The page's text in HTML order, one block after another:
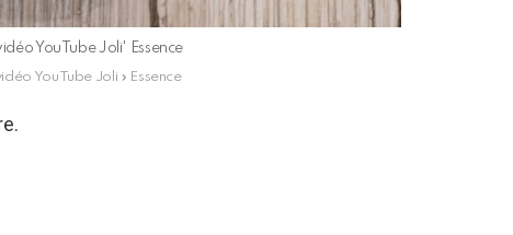
YouTube Joli' Essence
YouTube Joli » Essence